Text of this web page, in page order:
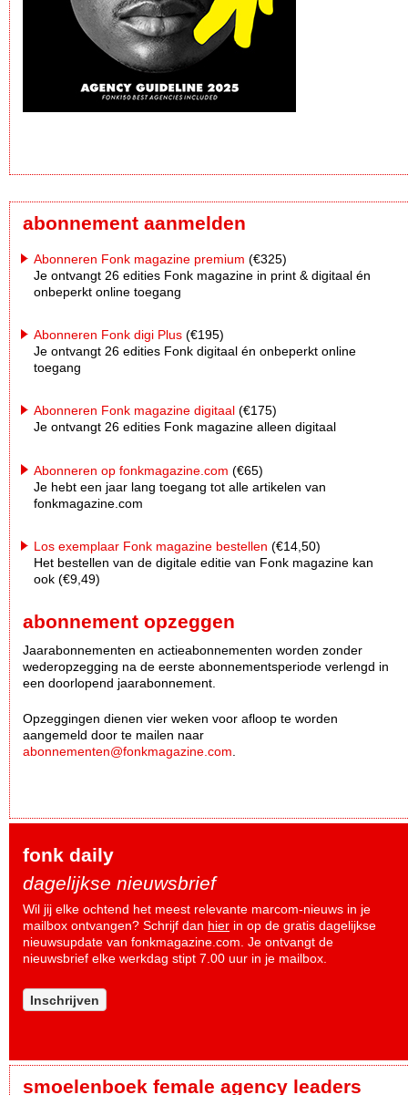
abonnement aanmelden
Abonneren Fonk magazine premium (€325)
Je ontvangt 26 edities Fonk magazine in print & digitaal én
onbeperkt online toegang
Abonneren Fonk digi Plus (€195)
Je ontvangt 26 edities Fonk digitaal én onbeperkt online
toegang
Abonneren Fonk magazine digitaal (€175)
Je ontvangt 26 edities Fonk magazine alleen digitaal
Abonneren op fonkmagazine.com (€65)
Je hebt een jaar lang toegang tot alle artikelen van
fonkmagazine.com
Los exemplaar Fonk magazine bestellen (€14,50)
Het bestellen van de digitale editie van Fonk magazine kan
ook (€9,49)
abonnement opzeggen
Jaarabonnementen en actieabonnementen worden zonder
wederopzegging na de eerste abonnementsperiode verlengd in
een doorlopend jaarabonnement.
Opzeggingen dienen vier weken voor afloop te worden
aangemeld door te mailen naar
abonnementen@fonkmagazine.com
fonk daily
dagelijkse nieuwsbrief
Wil jij elke ochtend het meest relevante marcom-nieuws in je
mailbox ontvangen? Schrijf dan hier in op de gratis dagelijkse
nieuwsupdate van fonkmagazine.com. Je ontvangt de
nieuwsbrief elke werkdag stipt 7.00 uur in je mailbox.
Inschrijven
smoelenboek female agency leaders